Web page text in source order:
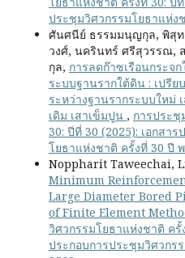
ประชุมวิศวกรรมโยธาแห่ง
ศันศนีย์ ธรรมมนุญกุล, พิสุท
วงศ์, นครินทร์ ศรีสุวรรณ,
กุล, การลดก๊าซเรือนกระจ
ระบบฐานรากใต้ดิน : เปรีย
ระหว่างฐานรากระบบใหม่
เดิม เสาเข็มปูน , การประชุ
30: ปีที่ 30 (2025): เอกสา
โยธาแห่งชาติ ครั้งที่ 30 ปี
Noppharit Taweechai,
Minimum
Large Diameter Bored
of Finite Element
วิศวกรรมโยธาแห่งชาติ ครั้
ประกอบการประชุมวิศวกร